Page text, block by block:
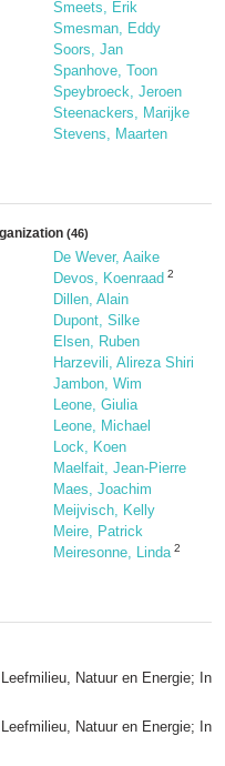
Smeets, Erik
Smesman, Eddy
Soors, Jan
Spanhove, Toon
Speybroeck, Jeroen
Steenackers, Marijke
Stevens, Maarten
(46)
De Wever, Aaike
Devos, Koenraad 2
Dillen, Alain
Dupont, Silke
Elsen, Ruben
Harzevili, Alireza Shiri
Jambon, Wim
Leone, Giulia
Leone, Michael
Lock, Koen
Maelfait, Jean-Pierre
Maes, Joachim
Meijvisch, Kelly
Meire, Patrick
Meiresonne, Linda 2
Natuur en Energie;
Natuur en Energie;